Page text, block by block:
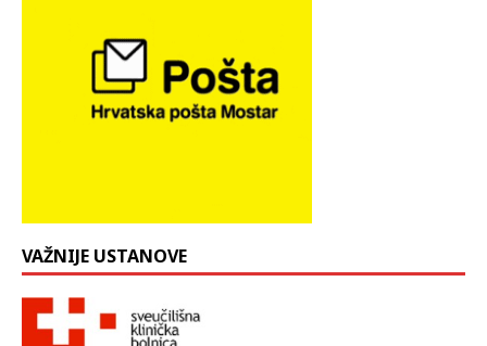
VAŽNIJE USTANOVE